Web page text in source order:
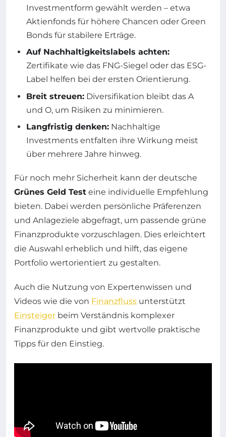
Investmentform gewählt werden – etwa
Aktienfonds für höhere Chancen oder Green
Bonds für stabilere Erträge.
Auf Nachhaltigkeitslabels achten:
Zertifikate wie das FNG-Siegel oder das ESG-
Label helfen bei der ersten Orientierung.
Breit streuen: Diversifikation bleibt das A
und O, um Risiken zu minimieren.
Langfristig denken: Nachhaltige
Investments entfalten ihre Wirkung meist
über mehrere Jahre hinweg.
Für noch mehr Sicherheit kann der deutsche
Grünes Geld Test eine individuelle Empfehlung
bieten. Dabei werden persönliche Präferenzen
und Anlageziele abgefragt, um passende grüne
Finanzprodukte vorzuschlagen. Dies erleichtert
die Auswahl erheblich und hilft, das eigene
Portfolio wertorientiert zu gestalten.
Auch die Nutzung von Expertenwissen und
Videos wie die von Finanzfluss unterstützt
Einsteiger beim Verständnis komplexer
Finanzprodukte und gibt wertvolle praktische
Tipps für den Einstieg.